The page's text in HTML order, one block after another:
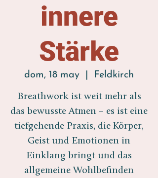
innere
Stärke
dom, 18 may Feldkirch
Breathwork ist weit mehr als
das bewusste Atmen – es ist eine
tiefgehende Praxis, die Körper,
Geist und Emotionen in
Einklang bringt und das
allgemeine Wohlbefinden